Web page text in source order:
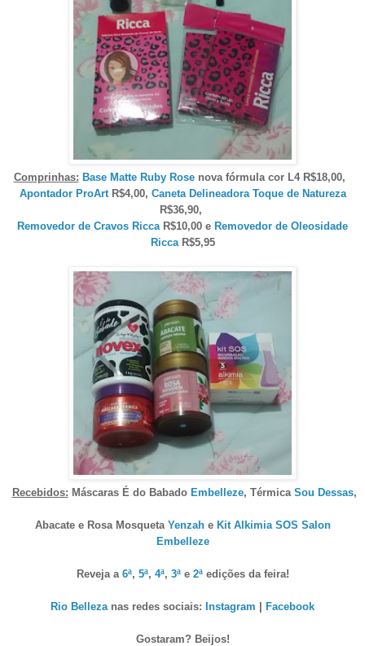
Comprinhas: Base Matte Ruby Rosenova fórmula cor L4 R$18,00,
Apontador ProArtR$4,00, Caneta Delineadora Toque de Natureza
R$36,90,
Removedor de Cravos Ricca R$10,00 e Removedor de Oleosidade
RiccaR$5,95
Recebidos: Máscaras É do Babado Embelleze, Térmica Sou Dessas,
Abacate e Rosa Mosqueta Yenzahe Kit Alkimia SOS Salon
Embelleze
Reveja a 6ª, 5ª, 4ª, 3ªe 2ªedições da feira!
Rio Belleza nas redes sociais: Instagram Facebook
Gostaram? Beijos!